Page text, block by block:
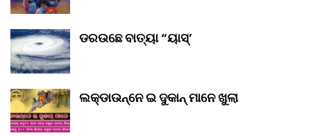
ଡରଉଛେ ବାତ୍ୟା “ୟାସ୍‌’
ଲକ୍‌ଡାଉନ୍‌ନେ ଇ ଦୁକାନ୍ ମାନେ ଖୁଲା